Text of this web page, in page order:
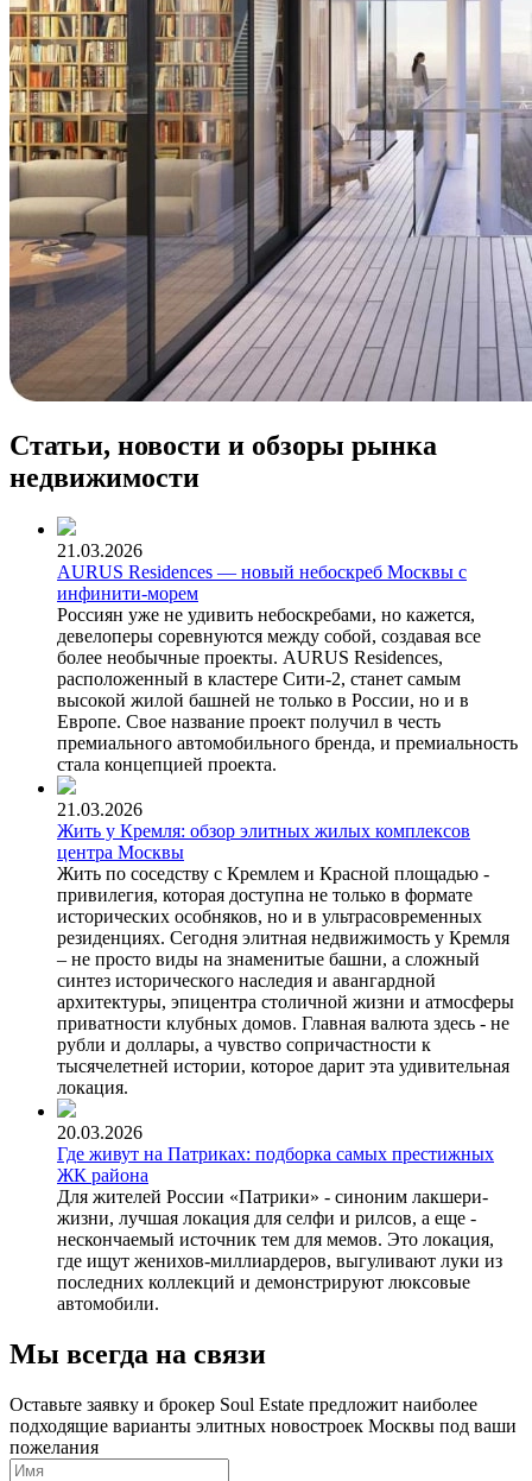
Статьи, новости и обзоры рынка
недвижимости
21.03.2026
AURUS Residences — новый небоскреб Москвы с
инфинити-морем
Россиян уже не удивить небоскребами, но кажется,
девелоперы соревнуются между собой, создавая все
более необычные проекты. AURUS Residences,
расположенный в кластере Сити-2, станет самым
высокой жилой башней не только в России, но и в
Европе. Свое название проект получил в честь
премиального автомобильного бренда, и премиальность
стала концепцией проекта.
21.03.2026
Жить у Кремля: обзор элитных жилых комплексов
центра Москвы
Жить по соседству с Кремлем и Красной площадью -
привилегия, которая доступна не только в формате
исторических особняков, но и в ультрасовременных
резиденциях. Сегодня элитная недвижимость у Кремля
– не просто виды на знаменитые башни, а сложный
синтез исторического наследия и авангардной
архитектуры, эпицентра столичной жизни и атмосферы
приватности клубных домов. Главная валюта здесь - не
рубли и доллары, а чувство сопричастности к
тысячелетней истории, которое дарит эта удивительная
локация.
20.03.2026
Где живут на Патриках: подборка самых престижных
ЖК района
Для жителей России «Патрики» - синоним лакшери-
жизни, лучшая локация для селфи и рилсов, а еще -
нескончаемый источник тем для мемов. Это локация,
где ищут женихов-миллиардеров, выгуливают луки из
последних коллекций и демонстрируют люксовые
автомобили.
Мы всегда на связи
Оставьте заявку и брокер Soul Estate предложит наиболее
подходящие варианты элитных новостроек Москвы под ваши
пожелания